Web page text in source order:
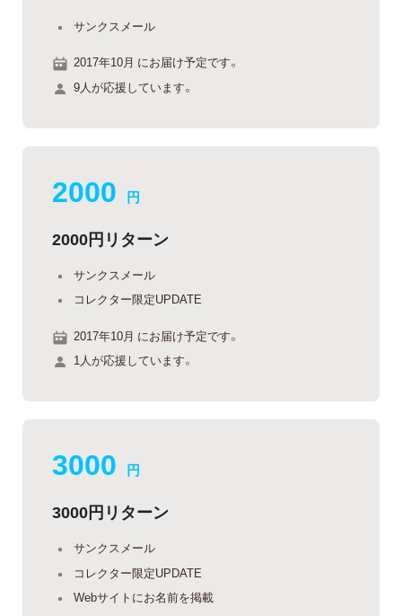
サンクスメール
2017年10月 にお届け予定です。
9人が応援しています。
2000 円
2000円リターン
サンクスメール
コレクター限定UPDATE
2017年10月 にお届け予定です。
1人が応援しています。
3000 円
3000円リターン
サンクスメール
コレクター限定UPDATE
Webサイトにお名前を掲載